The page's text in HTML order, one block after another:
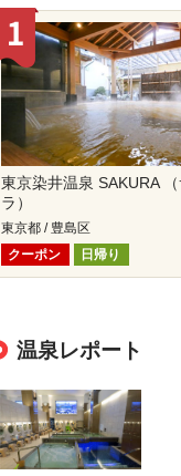
東京染井温泉 SAKURA （
ラ）
東京都 / 豊島区
クーポン
日帰り
温泉レポート